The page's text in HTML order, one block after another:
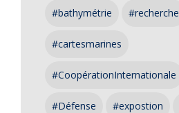
#bathymétrie #recherche
#cartesmarines
#CoopérationInternationale
#Défense #expostion